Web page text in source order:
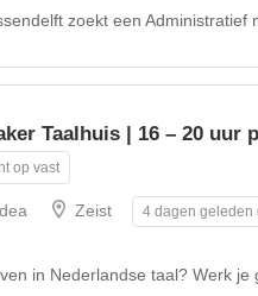
zoekt een
Taalhuis | 16 – 20 uur
op vast
Zeist 4 dagen geleden
in Nederlandse taal? Werk